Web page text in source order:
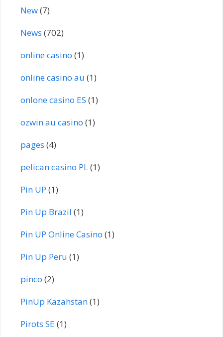
New(7)
News (702)
online casino (1)
online casino au (1)
onlone casino ES (1)
ozwin au casino (1)
pages (4)
pelican casino PL(1)
Pin UP (1)
Pin Up Brazil (1)
Pin UP Online Casino (1)
Pin Up Peru (1)
pinco (2)
PinUp Kazahstan(1)
Pirots SE (1)